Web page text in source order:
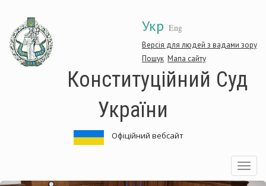
основного
матеріалу
Укр Eng
Версія для людей з вадами зору
Пошук Мапа сайту
Конституційний Суд
України
Офіційний вебсайт
Toggle